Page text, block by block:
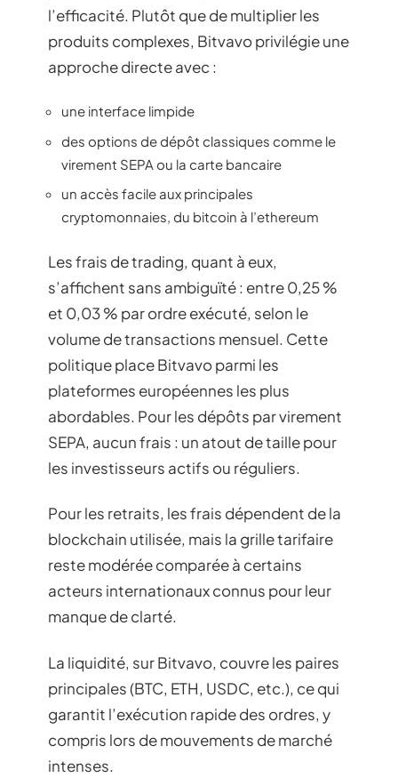
l’efficacité. Plutôt que de multiplier les
produits complexes, Bitvavo privilégie une
approche directe avec :
une interface limpide
des options de dépôt classiques comme le
virement SEPA ou la carte bancaire
un accès facile aux principales
cryptomonnaies, du bitcoin à l’ethereum
Les frais de trading, quant à eux,
s’affichent sans ambiguïté : entre 0,25 %
et 0,03 % par ordre exécuté, selon le
volume de transactions mensuel. Cette
politique place Bitvavo parmi les
plateformes européennes les plus
abordables. Pour les dépôts par virement
SEPA, aucun frais : un atout de taille pour
les investisseurs actifs ou réguliers.
Pour les retraits, les frais dépendent de la
blockchain utilisée, mais la grille tarifaire
reste modérée comparée à certains
acteurs internationaux connus pour leur
manque de clarté.
La liquidité, sur Bitvavo, couvre les paires
principales (BTC, ETH, USDC, etc.), ce qui
garantit l’exécution rapide des ordres, y
compris lors de mouvements de marché
intenses.